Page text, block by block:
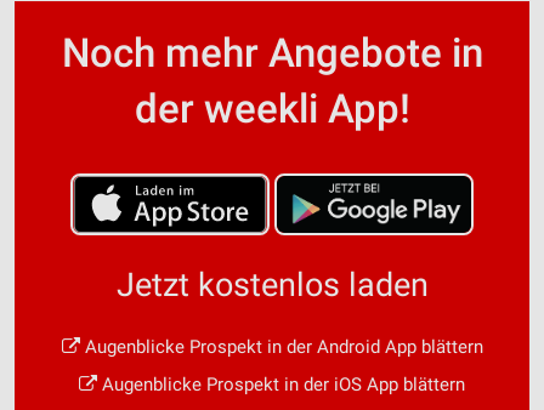
Noch mehr Angebote in
der weekli App!
Jetzt kostenlos laden
Augenblicke Prospekt in der Android App blättern
Augenblicke Prospekt in der iOS App blättern